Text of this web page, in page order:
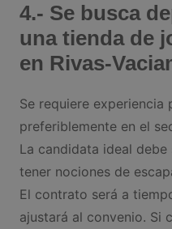
4.- Se busca
una tienda de
en Rivas-
Se requiere experiencia
preferiblemente en el
La candidata ideal
tener nociones de
El contrato será a
ajustará al convenio. Si